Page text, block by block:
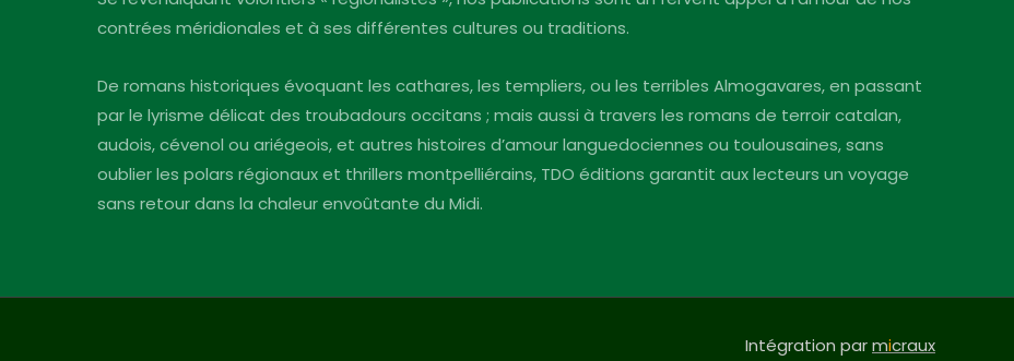
contrées méridionales et à ses différentes cultures ou traditions.
De romans historiques évoquant les cathares, les templiers, ou les terribles Almogavares, en passant
par le lyrisme délicat des troubadours occitans ; mais aussi à travers les romans de terroir catalan,
audois, cévenol ou ariégeois, et autres histoires d’amour languedociennes ou toulousaines, sans
oublier les polars régionaux et thrillers montpelliérains, TDO éditions garantit aux lecteurs un voyage
sans retour dans la chaleur envoûtante du Midi.
Intégration parmicraux